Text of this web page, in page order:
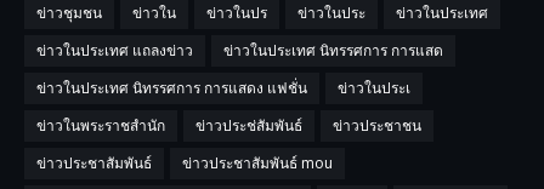
ข่าวชุมชน
ข่าวใน ข่าวในปร ข่าวในประ
ข่าวในประเทศ
ข่าวในประเทศ แถลงข่าว
ข่าวในประเทศ นิทรรศการ การแสด
ข่าวในประเทศ นิทรรศการ การแสดง แฟชั่น
ข่าวในประเ
ข่าวในพระราชสำนัก
ข่าวประช่สัมพันธ์
ข่าวประชาชน
ข่าวประชาสัมพันธ์
ข่าวประชาสัมพันธ์ mou